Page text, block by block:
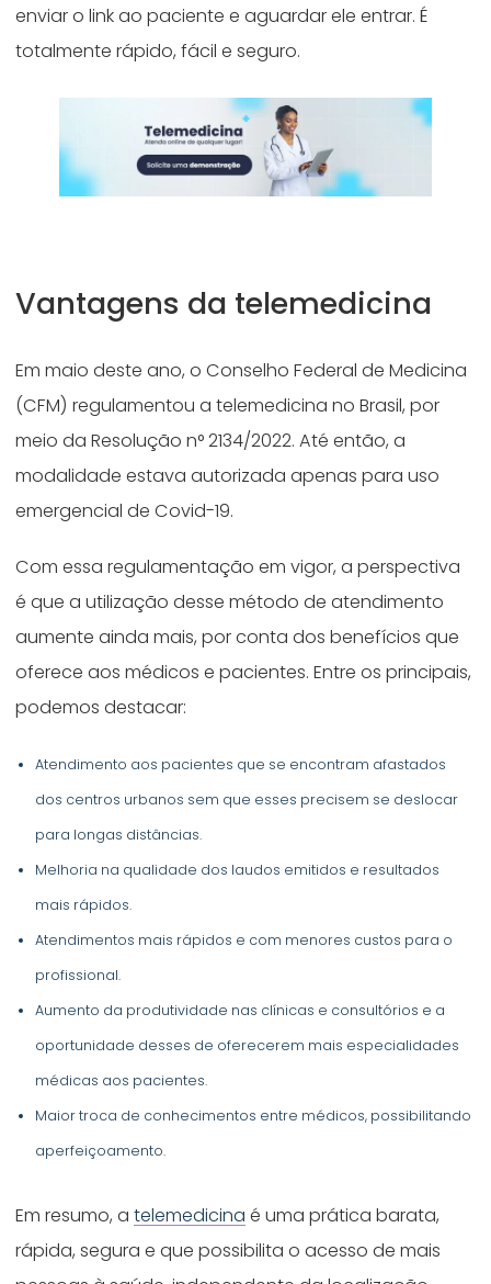
enviar o link ao paciente e aguardar ele entrar. É
totalmente rápido, fácil e seguro.
Vantagens da telemedicina
Em maio deste ano, o Conselho Federal de Medicina
(CFM) regulamentou a telemedicina no Brasil, por
meio da Resolução n° 2134/2022. Até então, a
modalidade estava autorizada apenas para uso
emergencial de Covid-19.
Com essa regulamentação em vigor, a perspectiva
é que a utilização desse método de atendimento
aumente ainda mais, por conta dos benefícios que
oferece aos médicos e pacientes. Entre os principais,
podemos destacar:
Atendimento aos pacientes que se encontram afastados
dos centros urbanos sem que esses precisem se deslocar
para longas distâncias.
Melhoria na qualidade dos laudos emitidos e resultados
mais rápidos.
Atendimentos mais rápidos e com menores custos para o
profissional.
Aumento da produtividade nas clínicas e consultórios e a
oportunidade desses de oferecerem mais especialidades
médicas aos pacientes.
Maior troca de conhecimentos entre médicos, possibilitando
aperfeiçoamento.
Em resumo, atelemedicina é uma prática barata,
rápida, segura e que possibilita o acesso de mais